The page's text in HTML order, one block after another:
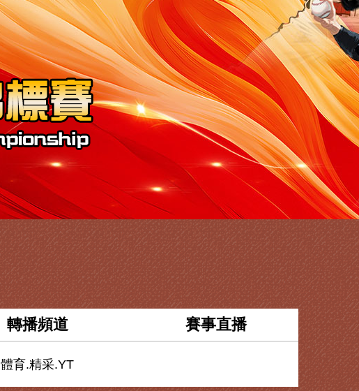
轉播頻道 賽事直播
體育.精采.YT